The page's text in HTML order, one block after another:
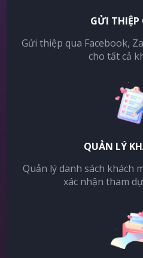
GỬI THIỆP
Gửi thiệp qua Facebook,
cho tất cả
QUẢN LÝ
Quản lý danh sách khách
xác nhận tham